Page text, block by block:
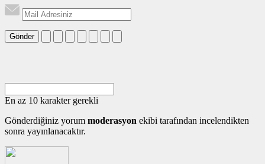
Gönder
En az 10 karakter gerekli
Gönderdiğiniz yorum moderasyon ekibi tarafından incelendikten
sonra yayınlanacaktır.